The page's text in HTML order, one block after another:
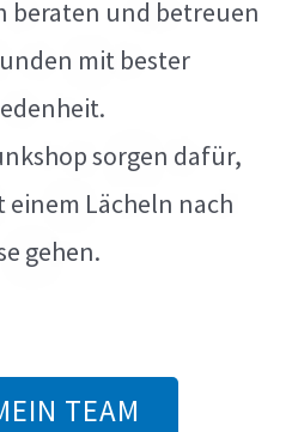
beraten und betreuen
mit bester
sorgen dafür,
einem Lächeln nach
gehen.
TEAM